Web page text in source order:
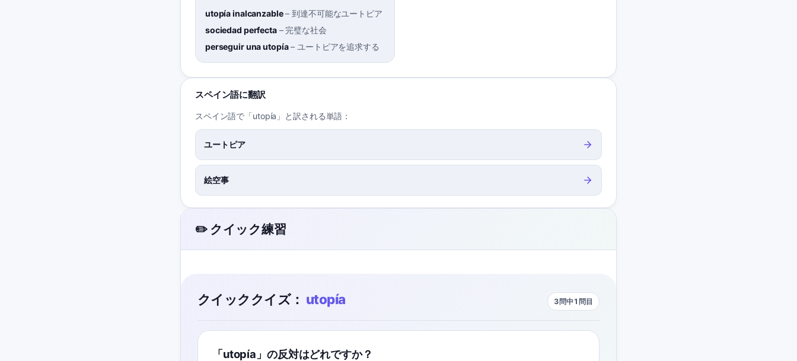
utopía inalcanzable–到達不可能なユートピア
sociedad perfecta– 完璧な社会
perseguir una utopía–ユートピアを追求する
スペイン語に翻訳
スペイン語で「utopía」と訳される単語：
ユートピア
絵空事
✏️ クイック練習
クイッククイズ： utopía 3問中1問目
「utopía」の反対はどれですか？